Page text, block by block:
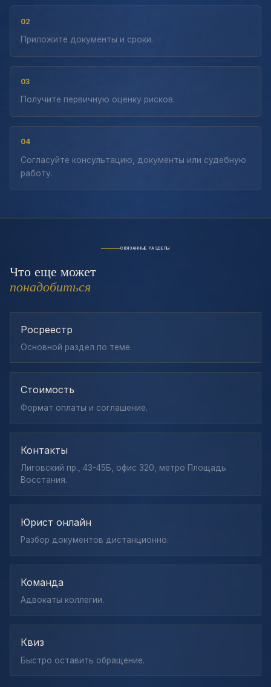
02
Приложите документы и сроки.
03
Получите первичную оценку рисков.
04
Согласуйте консультацию, документы или судебную
работу.
СВЯЗАННЫЕ РАЗДЕЛЫ
Что еще может
понадобиться
Росреестр
Основной раздел по теме.
Стоимость
Формат оплаты и соглашение.
Контакты
Лиговский пр., 43-45Б, офис 320, метро Площадь
Восстания.
Юрист онлайн
Разбор документов дистанционно.
Команда
Адвокаты коллегии.
Квиз
Быстро оставить обращение.